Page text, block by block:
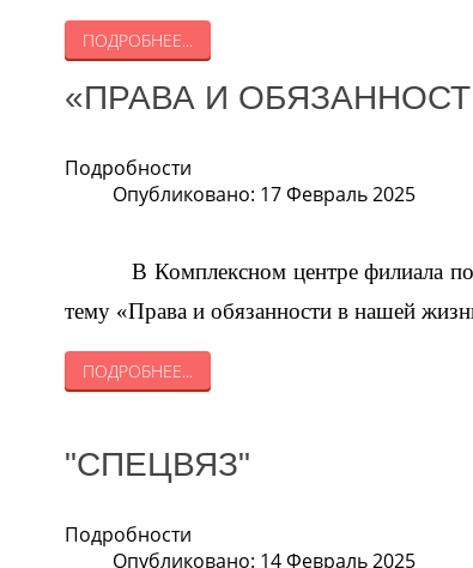
ПОДРОБНЕЕ...
«ПРАВА И
Подробности
Опубликовано: 17 Февраль 2025
В Комплексном центре филиала
тему «Права и обязанности в нашей
ПОДРОБНЕЕ...
"СПЕЦВЯЗ"
Подробности
Опубликовано: 14 Февраль 2025